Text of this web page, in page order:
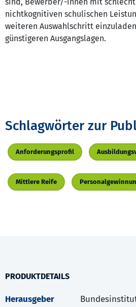
nichtkognitiven schulischen
weiteren Auswahlschritt
günstigeren Ausgangslagen.
Schlagwörter zur
Anforderungsprofil
Mittlere Reife
PRODUKTDETAILS
Herausgeber